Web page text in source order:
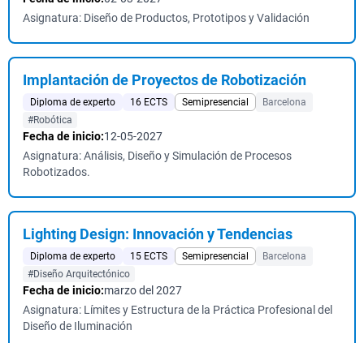
Asignatura: Diseño de Productos, Prototipos y Validación
Implantación de Proyectos de Robotización
Diploma de experto 16 ECTS Semipresencial
Barcelona
#Robótica
Fecha de inicio:12-05-2027
Asignatura: Análisis, Diseño y Simulación de Procesos
Robotizados.
Lighting Design: Innovación y Tendencias
Diploma de experto 15 ECTS Semipresencial
Barcelona
#Diseño Arquitectónico
Fecha de inicio:marzo del 2027
Asignatura: Límites y Estructura de la Práctica Profesional del
Diseño de Iluminación